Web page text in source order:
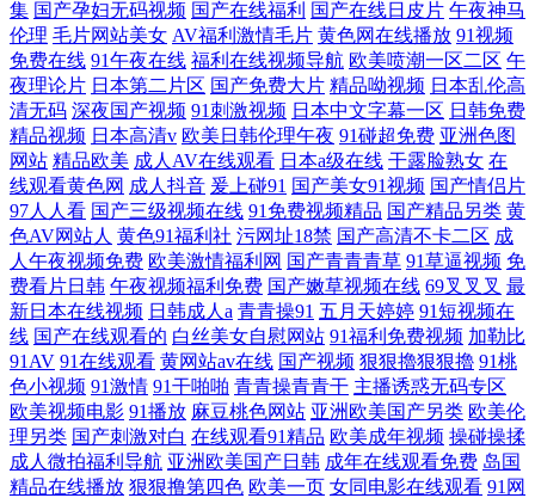
集 国产孕妇无码视频 国产在线福利 国产在线日皮片 午夜神马
伦理 毛片网站美女 AV福利激情毛片 黄色网在线播放 91视频
免费在线 91午夜在线 福利在线视频导航 欧美喷潮一区二区 午
夜理论片 日本第二片区 国产免费大片 精品呦视频 日本乱伦高
清无码 深夜国产视频 91刺激视频 日本中文字幕一区 日韩免费
精品视频 日本高清v 欧美日韩伦理午夜 91碰超免费 亚洲色图
网站 精品欧美 成人AV在线观看 日本a级在线 干露脸熟女 在
线观看黄色网 成人抖音 爰上碰91 国产美女91视频 国产情侣片
97人人看 国产三级视频在线 91免费视频精品 国产精品另类 黄
色AV网站人 黄色91福利社 污网址18禁 国产高清不卡二区 成
人午夜视频免费 欧美激情福利网 国产青青青草 91草逼视频 免
费看片日韩 午夜视频福利免费 国产嫩草视频在线 69叉叉叉 最
新日本在线视频 日韩成人a 青青操91 五月天婷婷 91短视频在
线 国产在线观看的 白丝美女自慰网站 91福利免费视频 加勒比
91AV 91在线观看 黄网站av在线 国产视频 狠狠擼狠狠擼 91桃
色小视频 91激情 91干啪啪 青青操青青干 主播诱惑无码专区
欧美视频电影 91播放 麻豆桃色网站 亚洲欧美国产另类 欧美伦
理另类 国产刺激对白 在线观看91精品 欧美成年视频 操碰操揉
成人微拍福利导航 亚洲欧美国产日韩 成年在线观看免费 岛国
精品在线播放 狠狠撸第四色 欧美一页 女同电影在线观看 91网